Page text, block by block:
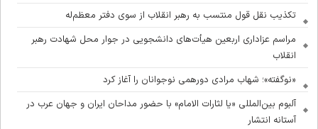
تکذیب نقل قول منتسب به رهبر انقلاب از سوی دفتر معظم‌له
مراسم عزاداری اربعین هیأت‌های دانشجویی در جوار محل شهادت رهبر
انقلاب
«نوگفته»؛ شهاب مرادی دورهمی نوجوانان را آغاز کرد
آلبوم بین‌المللی «یا لثارات الامام» با حضور مداحان ایران و جهان عرب در
آستانه انتشار